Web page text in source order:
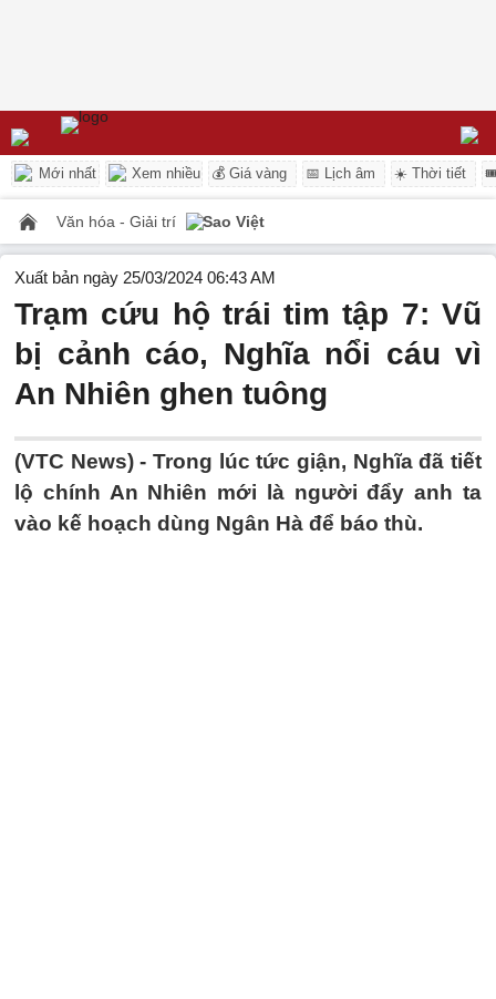
Mới nhất Xem nhiều 💰 Giá vàng 📅 Lịch âm ☀️ Thời tiết
Văn hóa - Giải trí Sao Việt
Xuất bản ngày 25/03/2024 06:43 AM
Trạm cứu hộ trái tim tập 7: Vũ
bị cảnh cáo, Nghĩa nổi cáu vì
An Nhiên ghen tuông
(VTC News) - Trong lúc tức giận, Nghĩa đã tiết
lộ chính An Nhiên mới là người đẩy anh ta
vào kế hoạch dùng Ngân Hà để báo thù.